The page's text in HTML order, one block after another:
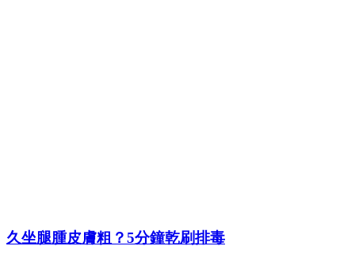
久坐腿腫皮膚粗？5分鐘乾刷排毒